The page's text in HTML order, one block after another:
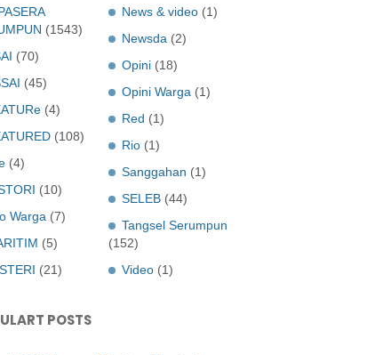
(1543)
(70)
(45)
(4)
(108)
(4)
(10)
Warga (7)
(5)
(21)
News & video (1)
Newsda (2)
Opini (18)
Opini Warga (1)
Red (1)
Rio (1)
Sanggahan (1)
SELEB (44)
Tangsel Serumpun
(152)
Video (1)
POSTS